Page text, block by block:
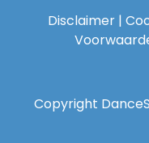
Disclaimer |
Copyright